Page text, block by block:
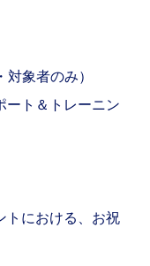
象者のみ）
ート＆トレーニン
トにおける、お祝